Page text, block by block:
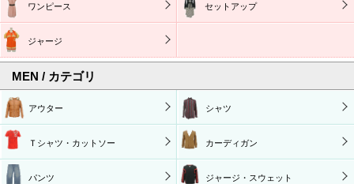
ワンピース セットアップ
ジャージ
MEN / カテゴリ
アウター シャツ
Ｔシャツ・カットソー カーディガン
パンツ ジャージ・スウェット